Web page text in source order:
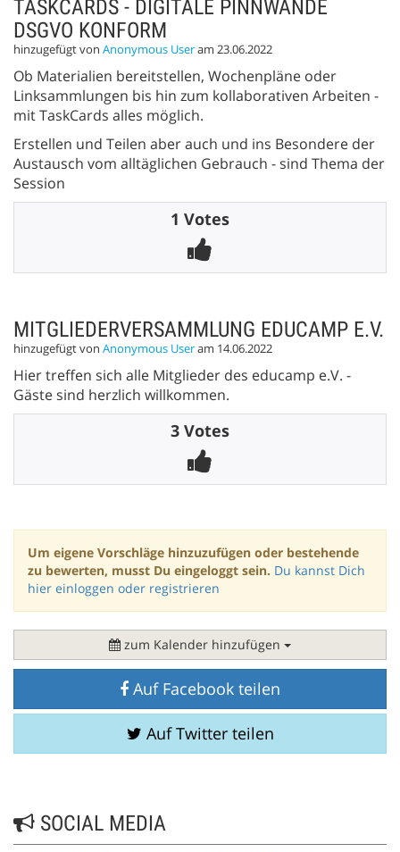
TASKCARDS - DIGITALE PINNWÄNDE
DSGVO KONFORM
hinzugefügt von Anonymous Useram 23.06.2022
Ob Materialien bereitstellen, Wochenpläne oder
Linksammlungen bis hin zum kollaborativen Arbeiten -
mit TaskCards alles möglich.
Erstellen und Teilen aber auch und ins Besondere der
Austausch vom alltäglichen Gebrauch - sind Thema der
Session
1 Votes
MITGLIEDERVERSAMMLUNG EDUCAMP E.V.
hinzugefügt von Anonymous Useram 14.06.2022
Hier treffen sich alle Mitglieder des educamp e.V. -
Gäste sind herzlich willkommen.
3 Votes
Um eigene Vorschläge hinzuzufügen oder bestehende
zu bewerten, musst Du eingeloggt sein. Du kannst Dich
hier einloggen oder registrieren
zum Kalender hinzufügen
Auf Facebook teilen
Auf Twitter teilen
SOCIAL MEDIA